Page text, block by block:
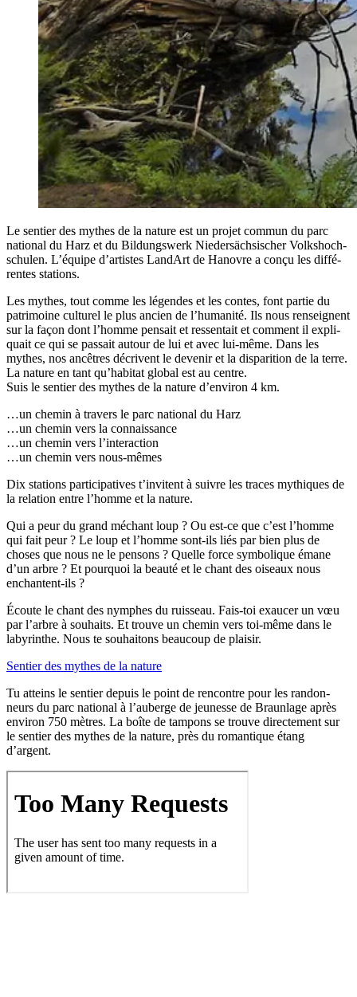
Le sen­tier des mythes de la nature est un pro­jet com­mun du parc
natio­nal du Harz et du Bil­dung­swerk Nie­dersäch­si­scher Volk­shoch­
schu­len. L’é­quipe d’ar­tistes Lan­dArt de Hanovre a conçu les dif­fé­
rentes stations.
Les mythes, tout comme les légendes et les contes, font par­tie du
patri­moine cultu­rel le plus ancien de l’hu­ma­ni­té. Ils nous ren­seignent
sur la façon dont l’homme pen­sait et res­sen­tait et com­ment il expli­
quait ce qui se pas­sait autour de lui et avec lui-même. Dans les
mythes, nos ancêtres décrivent le deve­nir et la dis­pa­ri­tion de la terre.
La nature en tant qu’­ha­bi­tat glo­bal est au centre.
Suis le sen­tier des mythes de la nature d’en­vi­ron 4 km.
…un che­min à tra­vers le parc natio­nal du Harz
…un che­min vers la connais­sance
…un che­min vers l’in­te­rac­tion
…un che­min vers nous-mêmes
Dix sta­tions par­ti­ci­pa­tives t’in­vitent à suivre les traces mythiques de
la rela­tion entre l’homme et la nature.
Qui a peur du grand méchant loup ? Ou est-ce que c’est l’homme
qui fait peur ? Le loup et l’homme sont-ils liés par bien plus de
choses que nous ne le pen­sons ? Quelle force sym­bo­lique émane
d’un arbre ? Et pour­quoi la beau­té et le chant des oiseaux nous
enchantent-ils ?
Écoute le chant des nymphes du ruis­seau. Fais-toi exau­cer un vœu
par l’arbre à sou­haits. Et trouve un che­min vers toi-même dans le
laby­rinthe. Nous te sou­hai­tons beau­coup de plaisir.
Sen­tier des mythes de la nature
Tu atteins le sen­tier depuis le point de ren­contre pour les ran­don­
neurs du parc natio­nal à l’au­berge de jeu­nesse de Braun­lage après
envi­ron 750 mètres. La boîte de tam­pons se trouve direc­te­ment sur
le sen­tier des mythes de la nature, près du roman­tique étang
d’argent.